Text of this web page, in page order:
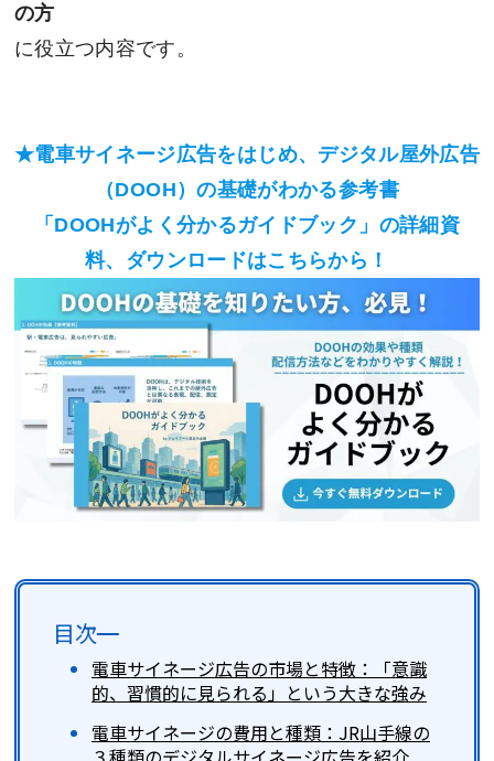
の方
に役立つ内容です。
★電車サイネージ広告をはじめ、デジタル屋外広告
（DOOH）の基礎がわかる参考書
「DOOHがよく分かるガイドブック」の詳細資
料、ダウンロードはこちらから！
目次
電車サイネージ広告の市場と特徴：「意識
的、習慣的に見られる」という大きな強み
電車サイネージの費用と種類：JR山手線の